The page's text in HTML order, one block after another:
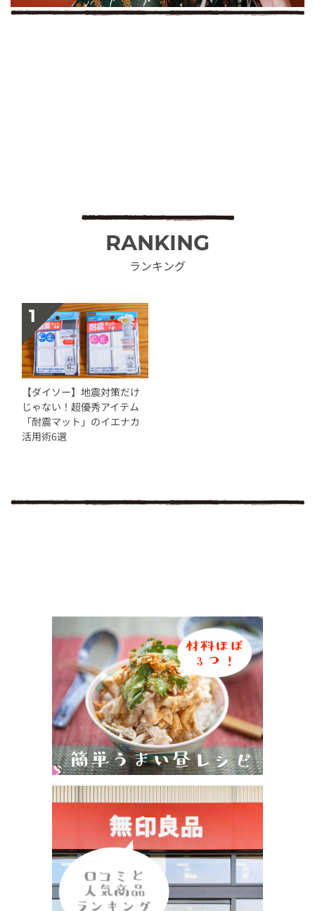
RANKING
ランキング
【ダイソー】地震対策だけ
じゃない！超優秀アイテム
「耐震マット」のイエナカ
活用術6選